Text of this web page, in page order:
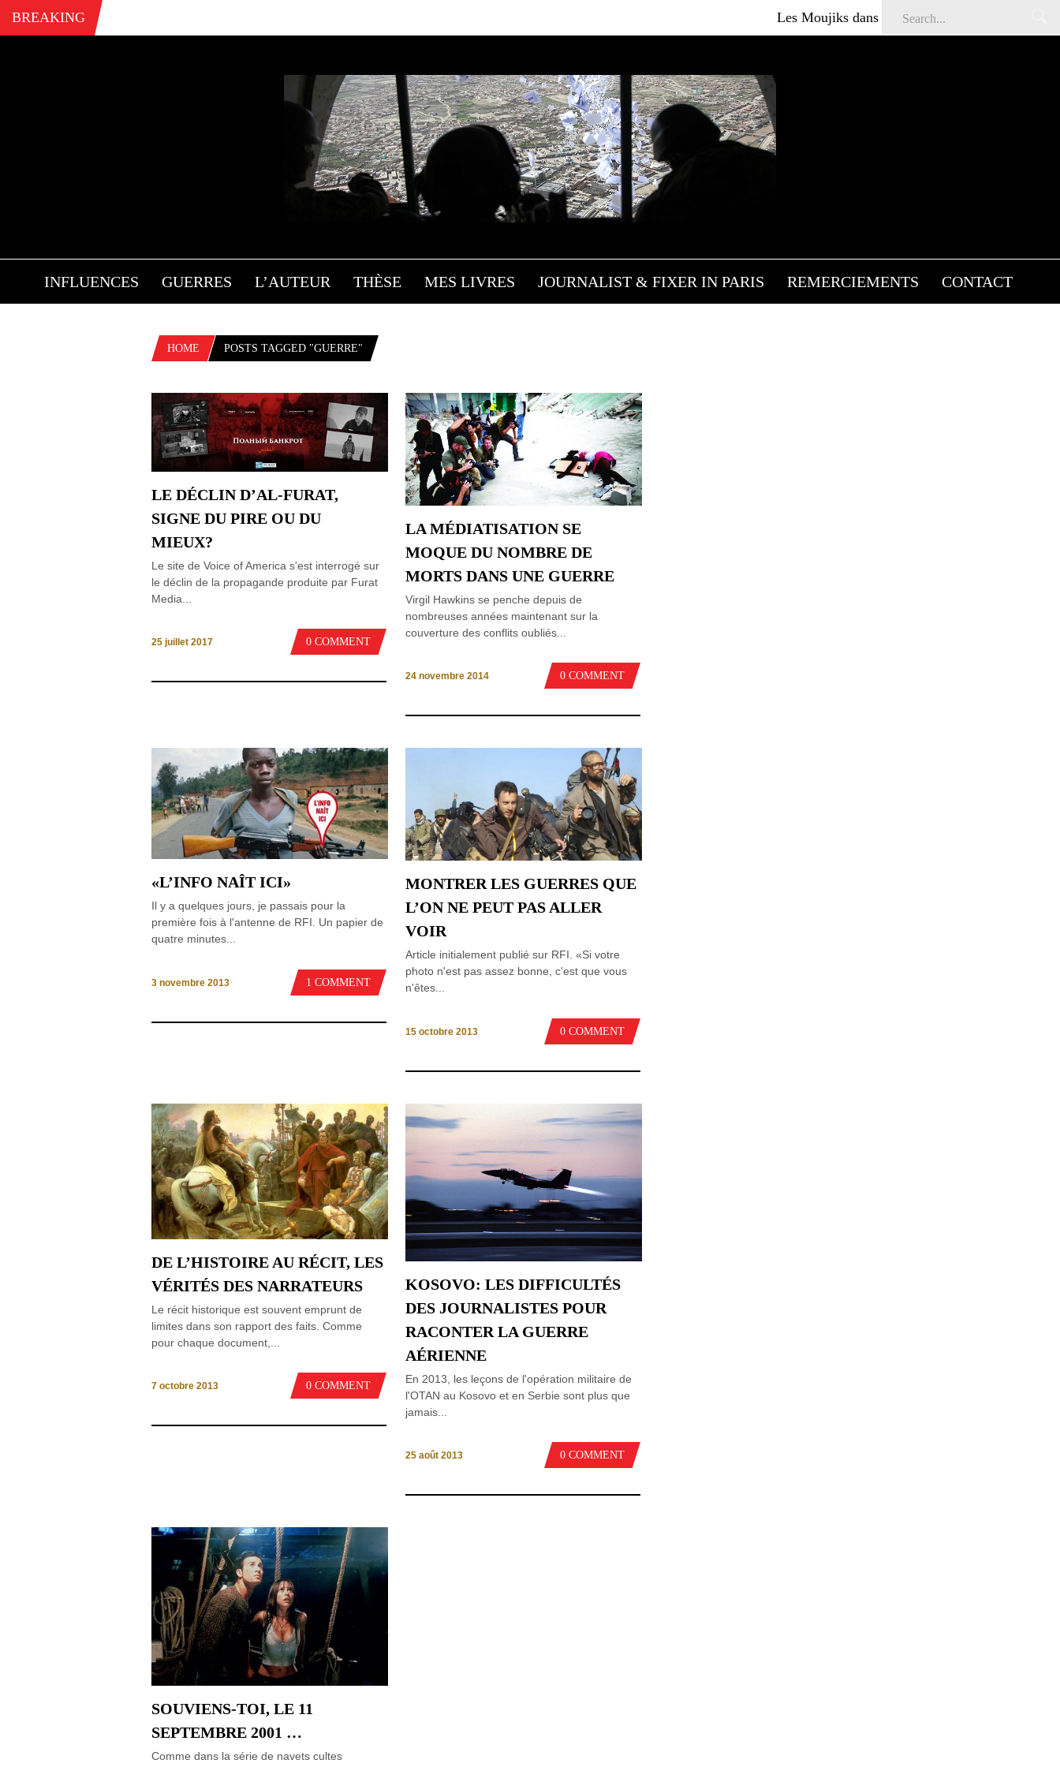
BREAKING Les Moujiks dans Affaires sensibles
INFLUENCES GUERRES L’AUTEUR THÈSE MES LIVRES JOURNALIST & FIXER IN PARIS REMERCIEMENTS CONTACT
HOME POSTS TAGGED "GUERRE"
LE DÉCLIN D’AL-FURAT,
SIGNE DU PIRE OU DU
MIEUX?
Le site de Voice of America s'est interrogé sur
le déclin de la propagande produite par Furat
Media...
25 juillet 2017 0 COMMENT
LA MÉDIATISATION SE
MOQUE DU NOMBRE DE
MORTS DANS UNE GUERRE
Virgil Hawkins se penche depuis de
nombreuses années maintenant sur la
couverture des conflits oubliés...
24 novembre 2014 0 COMMENT
«L’INFO NAÎT ICI»
Il y a quelques jours, je passais pour la
première fois à l'antenne de RFI. Un papier de
quatre minutes...
3 novembre 2013 1 COMMENT
MONTRER LES GUERRES QUE
L’ON NE PEUT PAS ALLER
VOIR
Article initialement publié sur RFI. «Si votre
photo n'est pas assez bonne, c'est que vous
n'êtes...
15 octobre 2013 0 COMMENT
DE L’HISTOIRE AU RÉCIT, LES
VÉRITÉS DES NARRATEURS
Le récit historique est souvent emprunt de
limites dans son rapport des faits. Comme
pour chaque document,...
7 octobre 2013 0 COMMENT
KOSOVO: LES DIFFICULTÉS
DES JOURNALISTES POUR
RACONTER LA GUERRE
AÉRIENNE
En 2013, les leçons de l'opération militaire de
l'OTAN au Kosovo et en Serbie sont plus que
jamais...
25 août 2013 0 COMMENT
SOUVIENS-TOI, LE 11
SEPTEMBRE 2001 …
Comme dans la série de navets cultes